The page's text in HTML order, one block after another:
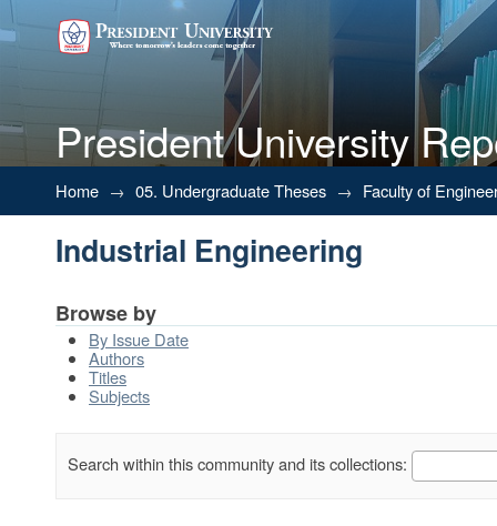
President University
Industrial Engineering
Home → 05. Undergraduate Theses → Faculty of
Industrial Engineering
Browse by
By Issue Date
Authors
Titles
Subjects
Search within this community and its collections: